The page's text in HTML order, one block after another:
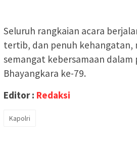
Seluruh rangkaian acara
tertib, dan penuh kehangatan,
semangat kebersamaan dalam
Bhayangkara ke-79.
Editor : Redaksi
Kapolri